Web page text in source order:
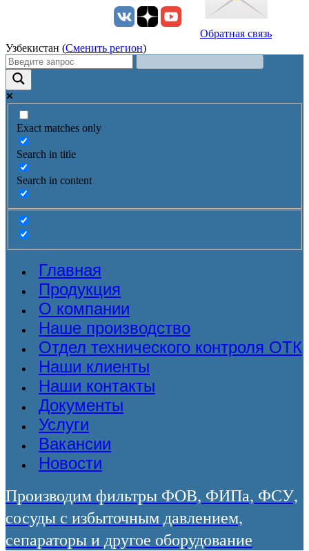
Обратная связь
Узбекистан (Сменить регион)
Exact matches only
Search in title
Search in content
Главная
Продукция
О компании
Наше производство
Отдел технического контроля ОТК
Наши клиенты
Наши контакты
Документы
Услуги
Вакансии
Новости
Производим фильтры ФОВ, ФИПа, ФСУ,
сосуды с избыточным давлением,
сепараторы и другое оборудование